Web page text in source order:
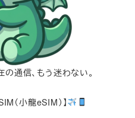
通信、もう迷わない。
（小龍eSIM）】